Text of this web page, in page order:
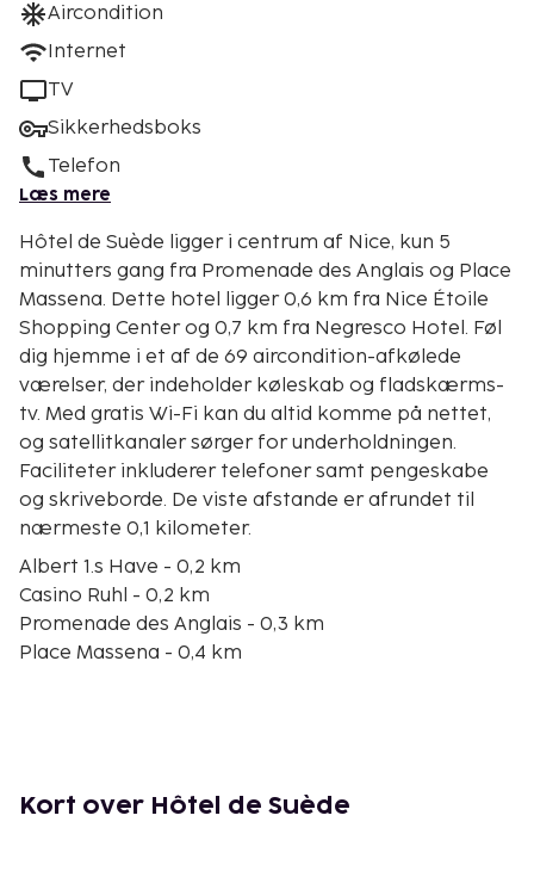
Aircondition
Internet
TV
Sikkerhedsboks
Telefon
Læs mere
Hôtel de Suède ligger i centrum af Nice, kun 5
minutters gang fra Promenade des Anglais og Place
Massena. Dette hotel ligger 0,6 km fra Nice Étoile
Shopping Center og 0,7 km fra Negresco Hotel. Føl
dig hjemme i et af de 69 aircondition-afkølede
værelser, der indeholder køleskab og fladskærms-
tv. Med gratis Wi-Fi kan du altid komme på nettet,
og satellitkanaler sørger for underholdningen.
Faciliteter inkluderer telefoner samt pengeskabe
og skriveborde. De viste afstande er afrundet til
nærmeste 0,1 kilometer.
Albert 1.s Have - 0,2 km
Casino Ruhl - 0,2 km
Promenade des Anglais - 0,3 km
Place Massena - 0,4 km
Nice Étoile Shopping Center - 0,6 km
Kort over Hôtel de Suède